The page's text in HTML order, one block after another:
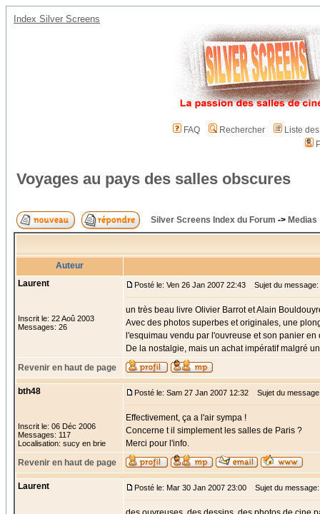
Index Silver Screens
FAQ Rechercher
Liste
Voyages au pays des salles obscures
Silver Screens Index du Forum -> Medias
Auteur
Laurent
Inscrit le: 22 Aoû 2003
Messages: 26
Posté le: Ven 26 Jan 2007 22:43 Sujet du
un très beau livre Olivier Barrot et Alain
Avec des photos superbes et originales, une
l'esquimau vendu par l'ouvreuse et son panier en
De la nostalgie, mais un achat impératif malgré
Revenir en haut de page
bth48
Inscrit le: 06 Déc 2006
Messages: 117
Localisation: sucy en brie
Posté le: Sam 27 Jan 2007 12:32 Sujet du
Effectivement, ça a l'air sympa !
Concerne t il simplement les salles de Paris ?
Merci pour l'info.
Revenir en haut de page
Laurent Posté le: Mar 30 Jan 2007 23:00 Sujet du